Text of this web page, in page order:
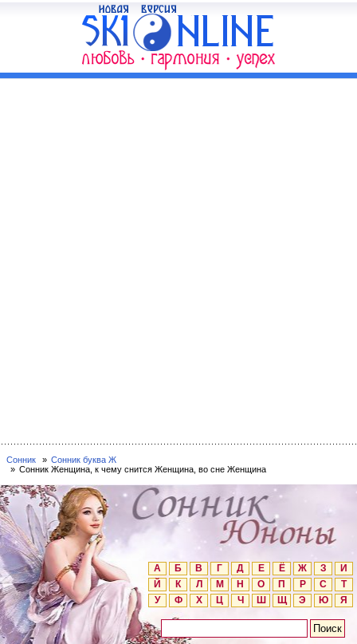
Сонник
Сонник буква Ж
Сонник Женщина, к чему снится Женщина, во сне Женщина
А Б В Г Д Е Ё Ж З
И
Й
К Л М Н О П Р С
Т
У
Ф Х Ц Ч Ш Щ Э Ю Я